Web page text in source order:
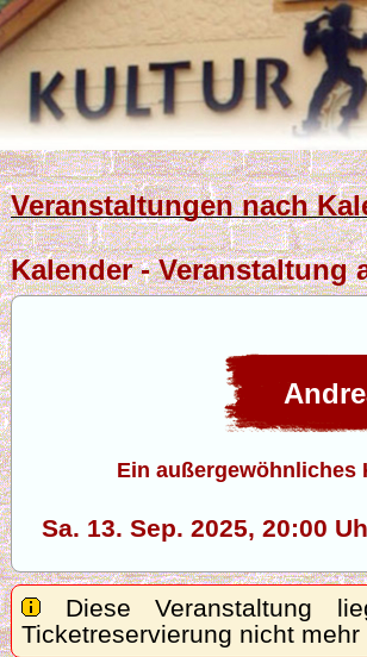
Veranstaltungen nach
Kalender - Veranstaltung
Ein außergewöhnliches
Sa. 13. Sep. 2025,
Diese Veranstaltung
Ticketreservierung nicht